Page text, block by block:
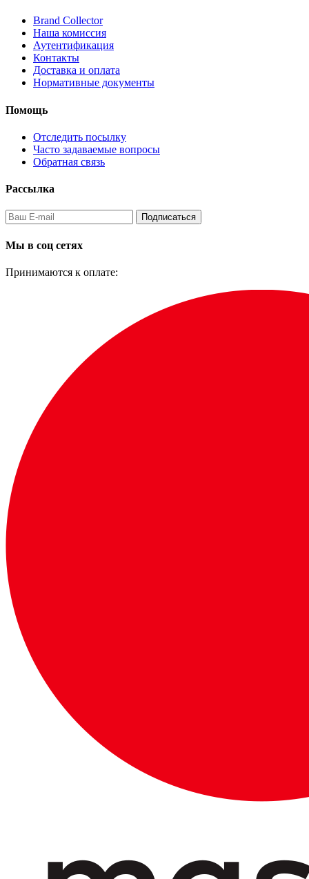
Brand Collector
Наша комиссия
Аутентификация
Контакты
Доставка и оплата
Нормативные документы
Помощь
Отследить посылку
Часто задаваемые вопросы
Обратная связь
Рассылка
Подписаться
Мы в соц сетях
Принимаются к оплате: